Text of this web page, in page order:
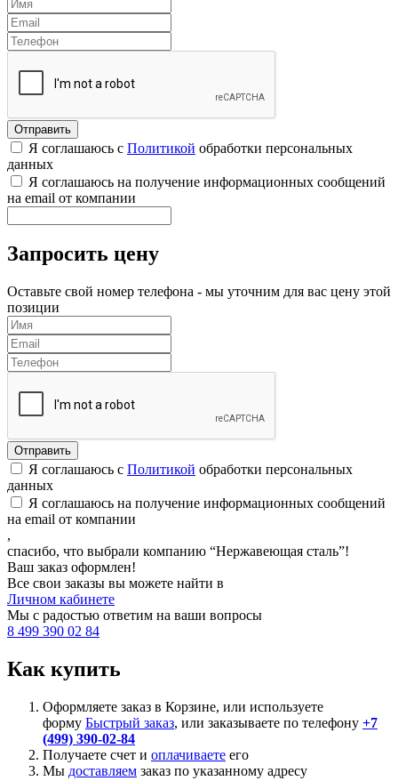
Я соглашаюсь с Политикой обработки персональных
данных
Я соглашаюсь на получение информационных сообщений
на email от компании
Запросить цену
Оставьте свой номер телефона - мы уточним для вас цену этой
позиции
Я соглашаюсь с Политикой обработки персональных
данных
Я соглашаюсь на получение информационных сообщений
на email от компании
,
спасибо, что выбрали компанию “Нержавеющая сталь”!
Ваш заказ оформлен!
Все свои заказы вы можете найти в
Личном кабинете
Мы с радостью ответим на ваши вопросы
8 499 390 02 84
Как купить
Оформляете заказ в Корзине, или используете
форму Быстрый заказ, или заказываете по телефону +7
(499) 390-02-84
Получаете счет и оплачиваете его
Мы доставляем заказ по указанному адресу